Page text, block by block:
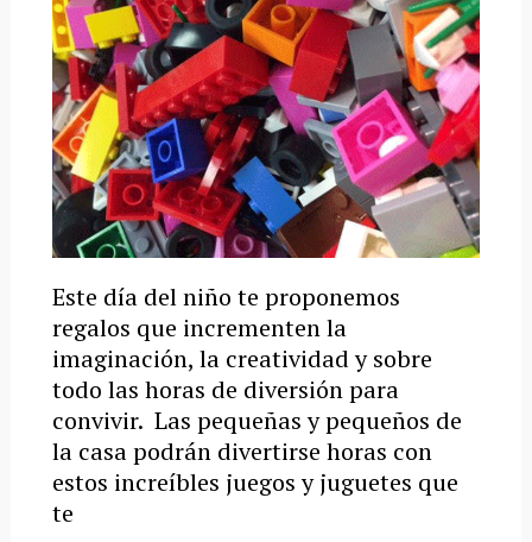
Este día del niño te proponemos
regalos que incrementen la
imaginación, la creatividad y sobre
todo las horas de diversión para
convivir. Las pequeñas y pequeños de
la casa podrán divertirse horas con
estos increíbles juegos y juguetes que
te